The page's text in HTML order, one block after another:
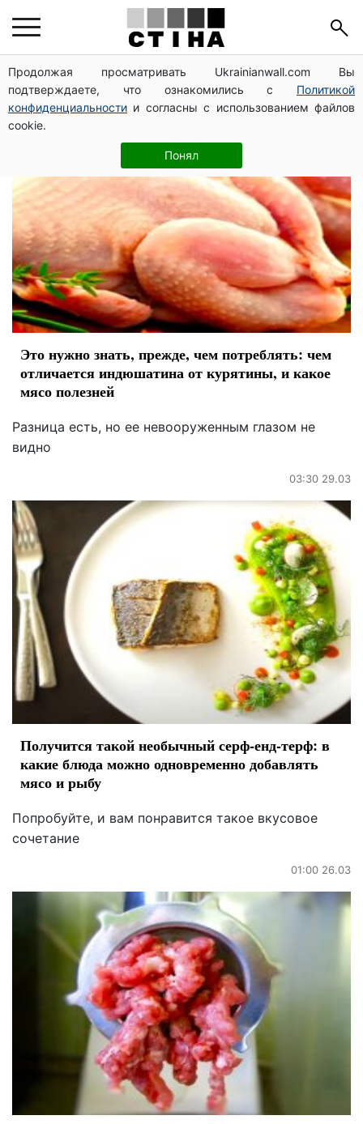
Продолжая просматривать Ukrainianwall.com Вы
подтверждаете, что ознакомились с Политикой
конфиденциальности и согласны с использованием файлов
cookie.
Понял
мясо
Это нужно знать, прежде, чем потреблять: чем
отличается индюшатина от курятины, и какое
мясо полезней
Разница есть, но ее невооруженным глазом не
видно
03:30 29.03
Получится такой необычный серф-енд-терф: в
какие блюда можно одновременно добавлять
мясо и рыбу
Попробуйте, и вам понравится такое вкусовое
сочетание
01:00 26.03